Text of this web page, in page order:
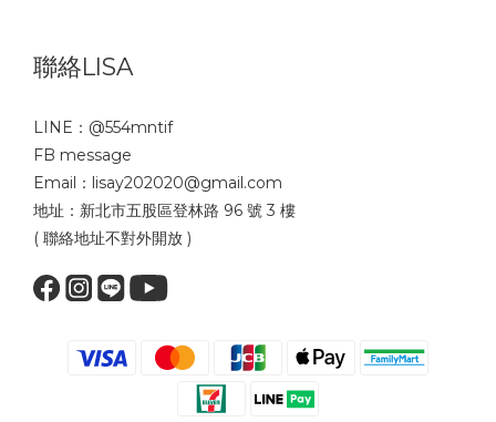
聯絡LISA
LINE： @554mntif
FB message
Email：lisay202020@gmail.com
地址：新北市五股區登林路 96 號 3 樓
( 聯絡地址不對外開放 )